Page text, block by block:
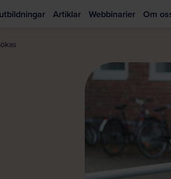
Artiklar Webbinarier Om